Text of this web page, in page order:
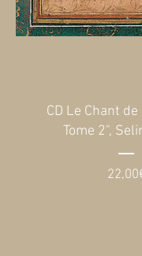
CD Le Chant
Tome 2",